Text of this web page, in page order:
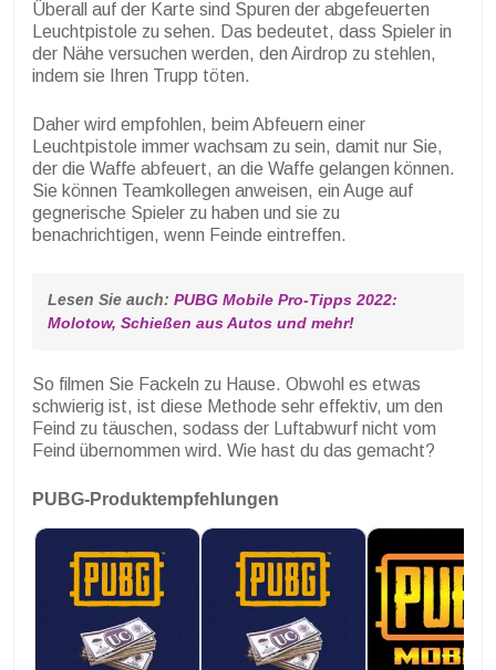
Überall auf der Karte sind Spuren der abgefeuerten
Leuchtpistole zu sehen. Das bedeutet, dass Spieler in
der Nähe versuchen werden, den Airdrop zu stehlen,
indem sie Ihren Trupp töten.
Daher wird empfohlen, beim Abfeuern einer
Leuchtpistole immer wachsam zu sein, damit nur Sie,
der die Waffe abfeuert, an die Waffe gelangen können.
Sie können Teamkollegen anweisen, ein Auge auf
gegnerische Spieler zu haben und sie zu
benachrichtigen, wenn Feinde eintreffen.
Lesen Sie auch: PUBG Mobile Pro-Tipps 2022:
Molotow, Schießen aus Autos und mehr!
So filmen Sie Fackeln zu Hause. Obwohl es etwas
schwierig ist, ist diese Methode sehr effektiv, um den
Feind zu täuschen, sodass der Luftabwurf nicht vom
Feind übernommen wird. Wie hast du das gemacht?
PUBG-Produktempfehlungen